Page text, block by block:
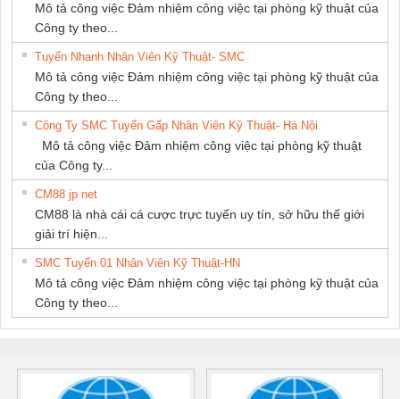
Mô tả công việc Đảm nhiệm công việc tại phòng kỹ thuật của
Công ty theo...
Tuyển Nhanh Nhân Viên Kỹ Thuật- SMC
Mô tả công việc Đảm nhiệm công việc tại phòng kỹ thuật của
Công ty theo...
Công Ty SMC Tuyển Gấp Nhân Viên Kỹ Thuật- Hà Nội
Mô tả công việc Đảm nhiệm công việc tại phòng kỹ thuật
của Công ty...
CM88 jp net
CM88 là nhà cái cá cược trực tuyến uy tín, sở hữu thế giới
giải trí hiện...
SMC Tuyển 01 Nhân Viên Kỹ Thuật-HN
Mô tả công việc Đảm nhiệm công việc tại phòng kỹ thuật của
Công ty theo...